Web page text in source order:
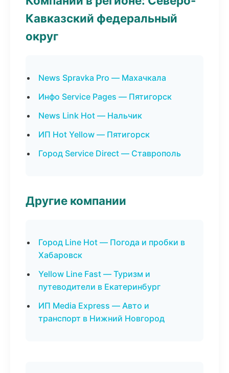
Кавказский федеральный
округ
News Spravka Pro — Махачкала
Инфо Service Pages — Пятигорск
News Link Hot — Нальчик
ИП Hot Yellow — Пятигорск
Город Service Direct — Ставрополь
Другие компании
Город Line Hot — Погода и пробки в
Хабаровск
Yellow Line Fast — Туризм и
путеводители в Екатеринбург
ИП Media Express — Авто и
транспорт в Нижний Новгород